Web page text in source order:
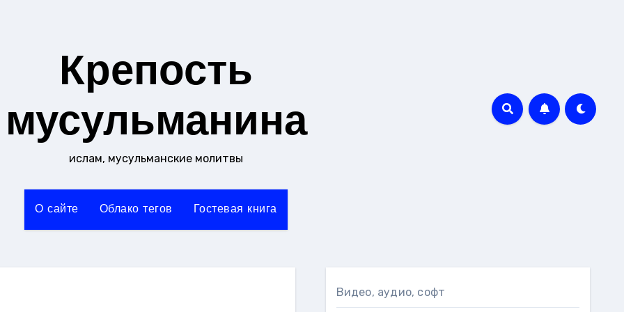
Крепость
мусульманина
ислам, мусульманские молитвы
О сайте Облако тегов Гостевая книга
Видео, аудио, софт